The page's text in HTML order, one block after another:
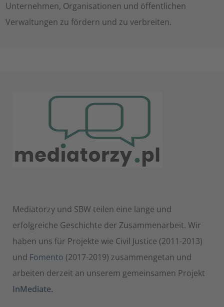
Unternehmen, Organisationen und öffentlichen
Verwaltungen zu fördern und zu verbreiten.
Mediatorzy und SBW teilen eine lange und
erfolgreiche Geschichte der Zusammenarbeit. Wir
haben uns für Projekte wie Civil Justice (2011-2013)
und Fomento (2017-2019) zusammengetan und
arbeiten derzeit an unserem gemeinsamen Projekt
InMediate.